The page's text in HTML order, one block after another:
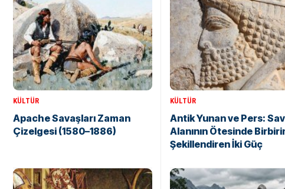
KÜLTÜR
Apache Savaşları Zaman
Çizelgesi (1580–1886)
KÜLTÜR
Antik Yunan ve Pers:
Alanının Ötesinde
Şekillendiren İki Güç